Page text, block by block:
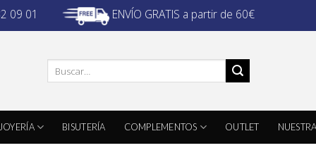
09 01 ENVÍO GRATIS a partir de 60€
por:
JOYERÍA BISUTERÍA COMPLEMENTOS OUTLET